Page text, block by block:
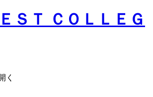
ＳＴ ＣＯＬＬＥＧ
く